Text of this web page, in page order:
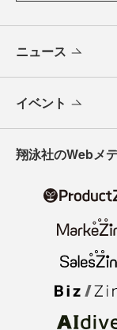
ニュース
イベント
翔泳社のWebメ